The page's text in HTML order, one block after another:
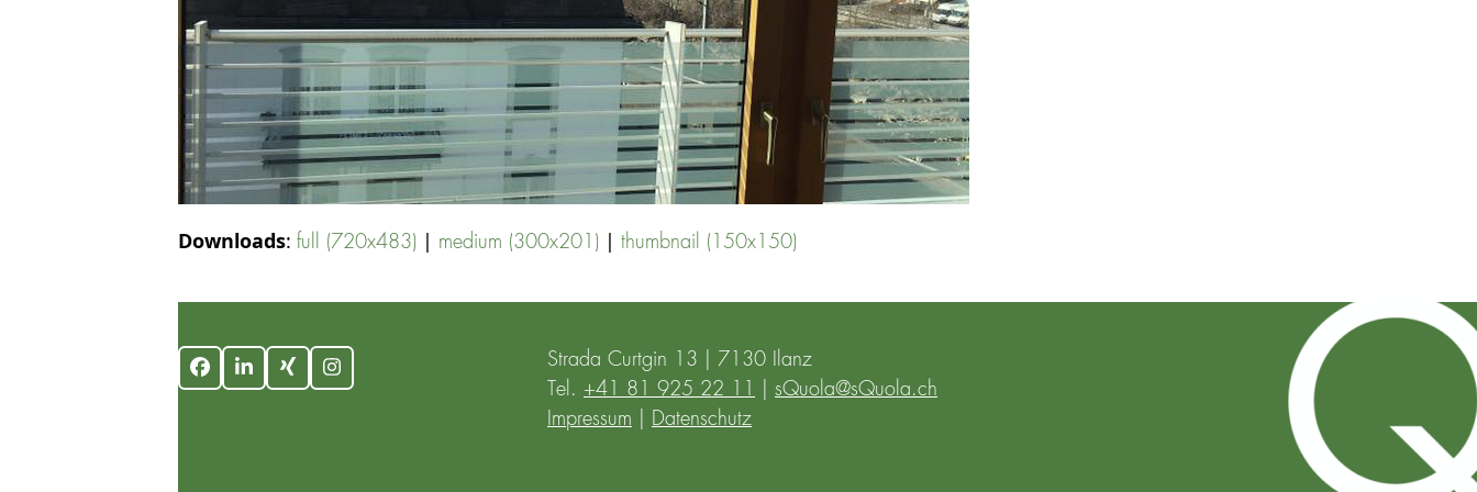
Downloads: full (720x483) | medium (300x201) | thumbnail (150x150)
FacebookLinkedInXing Instagram
Strada Curtgin 13 | 7130 Ilanz
Tel. +41 81 925 22 11
sQuola@sQuola.ch
Impressum
Datenschutz